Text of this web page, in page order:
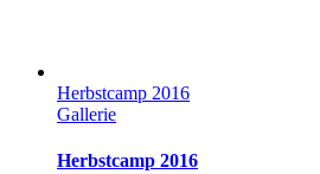
Herbstcamp 2016
Gallerie
Herbstcamp 2016